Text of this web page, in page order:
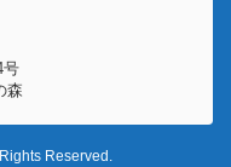
号
森
Reserved.